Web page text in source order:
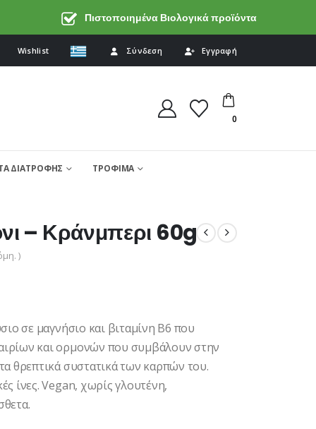
Πιστοποιημένα Βιολογικά προϊόντα
Wishlist Σύνδεση Εγγραφή
0
ΔΙΑΤΡΟΦΗΣ ΤΡΟΦΙΜΑ
– Κράνμπερι 60g
)
σε μαγνήσιο και βιταμίνη Β6 που
και ορμονών που συμβάλουν στην
θρεπτικά συστατικά των καρπών του.
ίνες. Vegan, χωρίς γλουτένη,